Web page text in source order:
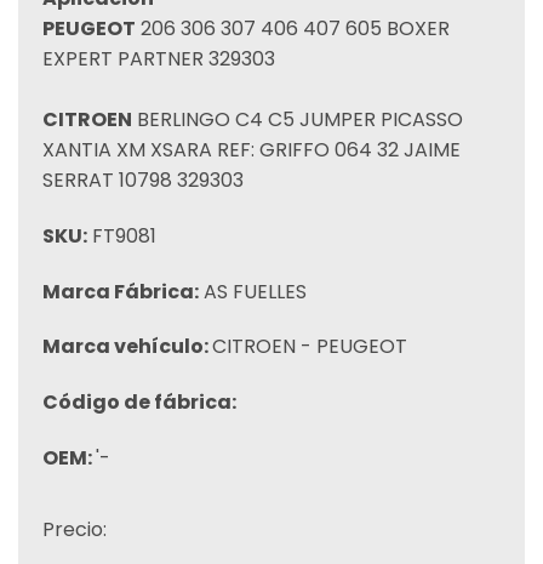
PEUGEOT 206 306 307 406 407 605 BOXER
EXPERT PARTNER 329303
CITROEN BERLINGO C4 C5 JUMPER PICASSO
XANTIA XM XSARA REF: GRIFFO 064 32 JAIME
SERRAT 10798 329303
SKU: FT9081
Marca Fábrica:AS FUELLES
Marca vehículo:CITROEN - PEUGEOT
Código de fábrica:
OEM:'-
Precio: